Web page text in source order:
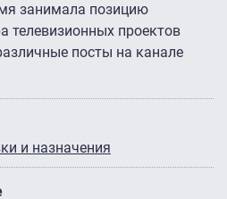
занимала позицию
телевизионных проектов
посты на канале
и назначения